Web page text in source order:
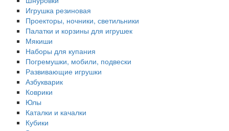
Игрушка резиновая
Проекторы, ночники, светильники
Палатки и корзины для игрушек
Мякиши
Наборы для купания
Погремушки, мобили, подвески
Развивающие игрушки
Азбукварик
Коврики
Юлы
Каталки и качалки
Кубики